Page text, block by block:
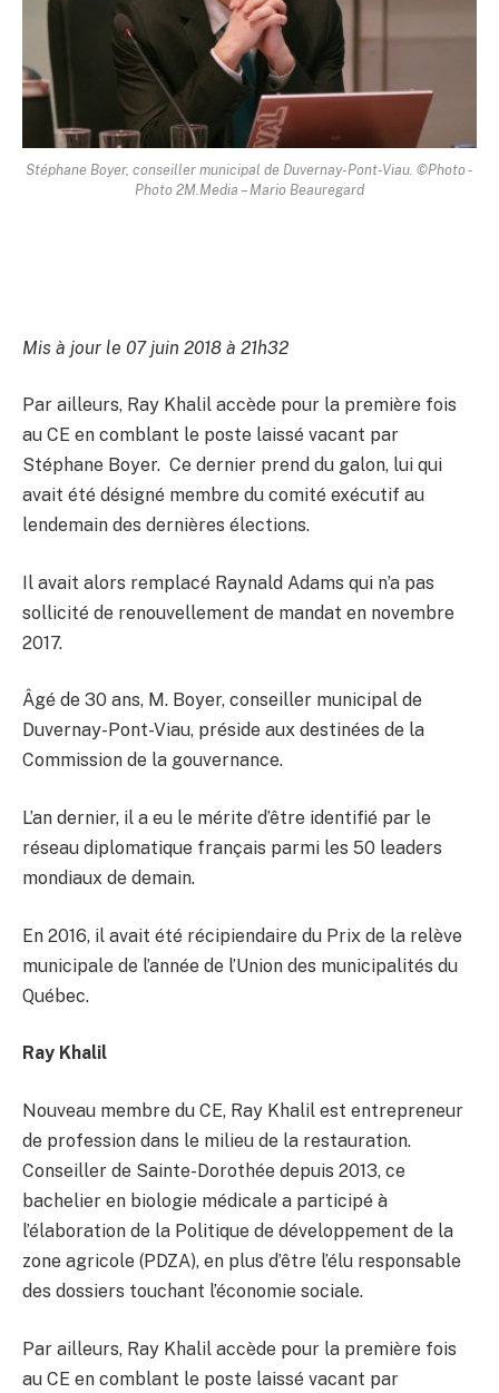
Stéphane Boyer, conseiller municipal de Duvernay-Pont-Viau. ©Photo -
Photo 2M.Media – Mario Beauregard
Mis à jour le 07 juin 2018 à 21h32
Par ailleurs, Ray Khalil accède pour la première fois
au CE en comblant le poste laissé vacant par
Stéphane Boyer. Ce dernier prend du galon, lui qui
avait été désigné membre du comité exécutif au
lendemain des dernières élections.
Il avait alors remplacé Raynald Adams qui n’a pas
sollicité de renouvellement de mandat en novembre
2017.
Âgé de 30 ans, M. Boyer, conseiller municipal de
Duvernay-Pont-Viau, préside aux destinées de la
Commission de la gouvernance.
L’an dernier, il a eu le mérite d’être identifié par le
réseau diplomatique français parmi les 50 leaders
mondiaux de demain.
En 2016, il avait été récipiendaire du Prix de la relève
municipale de l’année de l’Union des municipalités du
Québec.
Ray Khalil
Nouveau membre du CE, Ray Khalil est entrepreneur
de profession dans le milieu de la restauration.
Conseiller de Sainte-Dorothée depuis 2013, ce
bachelier en biologie médicale a participé à
l’élaboration de la Politique de développement de la
zone agricole (PDZA), en plus d’être l’élu responsable
des dossiers touchant l’économie sociale.
Par ailleurs, Ray Khalil accède pour la première fois
au CE en comblant le poste laissé vacant par